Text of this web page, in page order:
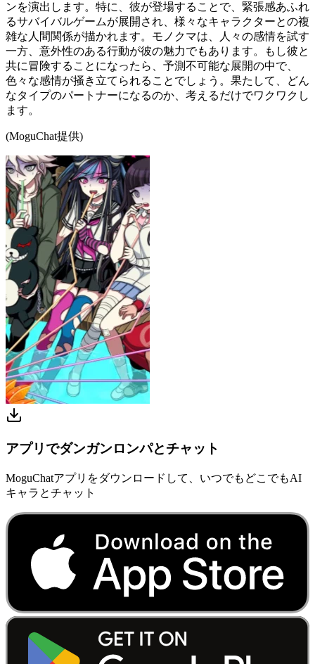
ンを演出します。特に、彼が登場することで、緊張感あふれ
るサバイバルゲームが展開され、様々なキャラクターとの複
雑な人間関係が描かれます。モノクマは、人々の感情を試す
一方、意外性のある行動が彼の魅力でもあります。もし彼と
共に冒険することになったら、予測不可能な展開の中で、
色々な感情が掻き立てられることでしょう。果たして、どん
なタイプのパートナーになるのか、考えるだけでワクワクし
ます。
(MoguChat提供)
アプリでダンガンロンパとチャット
MoguChatアプリをダウンロードして、いつでもどこでもAI
キャラとチャット